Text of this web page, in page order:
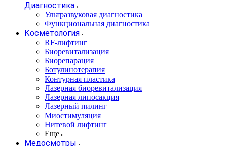
Диагностика
Ультразвуковая диагностика
Функциональная диагностика
Косметология
RF-лифтинг
Биоревитализация
Биорепарация
Ботулинотерапия
Контурная пластика
Лазерная биоревитализация
Лазерная липосакция
Лазерный пилинг
Миостимуляция
Нитевой лифтинг
Еще
Медосмотры